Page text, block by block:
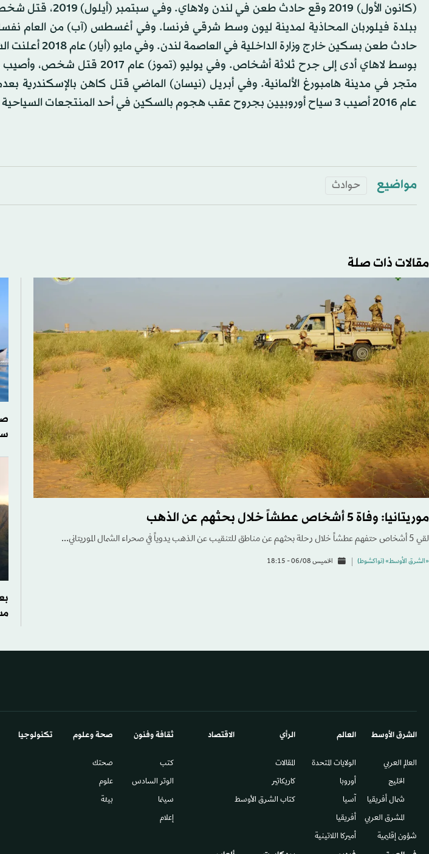
ببلدة فيلوربان المحاذية لمدينة ليون وسط شرقي فرنسا. وفي أغسطس (آب) من العام
حادث طعن بسكين خارج
بوسط لاهاي أدى إلى جرح ثلاثة أشخاص.
متجر في مدينة هامبورغ الألمانية. وفي أبريل (نيسان) الماضي قتل كاهن بالإسكندرية
عام 2016 أصيب 3 سياح أوروبيين بجروح عقب هجوم بالسكين في أحد المنتجعات السياحية في الغردقة بمصر.
مواضيع حوادث
مقالات ذات صلة
موريتانيا: وفاة 5 أشخاص عطشاً خلال بحثهم عن الذهب
لقي 5 أشخاص حتفهم عطشاً خلال رحلة بحثهم عن مناطق للتنقيب عن الذهب يدوياً في صحراء الشمال الموريتاني...
«الشرق الأوسط» (نواكشوط) الخميس 06/08 - 18:15
الشرق الأوسط​
العالم العربي
الخليج
شمال أفريقيا
المشرق العربي
شؤون إقليمية
العالم
الولايات المتحدة
أوروبا
آسيا
أفريقيا
أميركا اللاتينية
الرأي
المقالات
كاريكاتير
كتاب الشرق الأوسط
الاقتصاد ثقافة وفنون
كتب
الوتر السادس​
سينما
إعلام
صحة وعلوم
صحتك
علوم
بيئة
تكنولوجيا